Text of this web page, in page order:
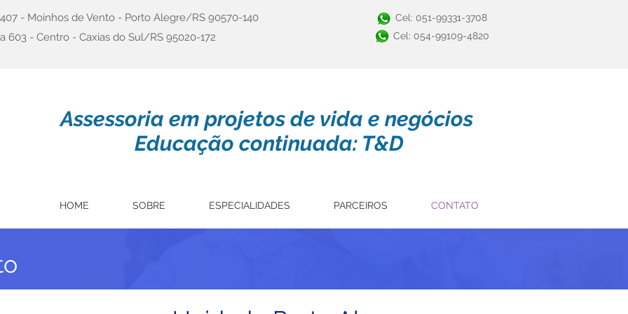
- Moinhos de Vento - Porto Alegre/RS 90570-140
603 - Centro - Caxias do Sul/RS 95020-172
Cel: 051-99331-3708
Cel: 054-99109-4820
Assessoria em projetos de vida e negócios
Educação continuada: T&D
HOME SOBRE ESPECIALIDADES PARCEIROS CONTATO